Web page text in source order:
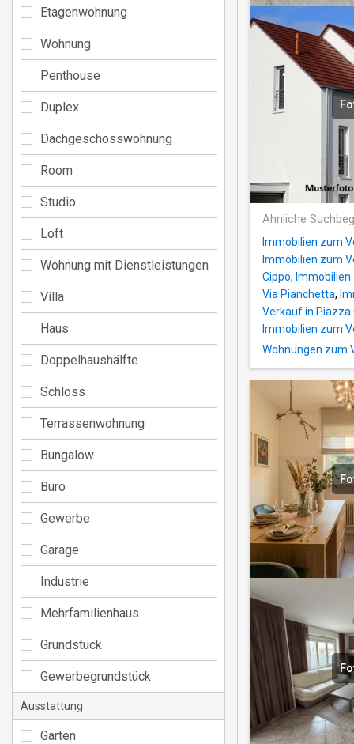
Ähnliche
Immobilien zum
Immobilien zum
Cippo,
Via Pianchetta,
Verkauf in Piazza
Immobilien zum
Wohnungen zum
Etagenwohnung
Wohnung
Penthouse
Duplex
Dachgeschosswohnung
Room
Studio
Loft
Wohnung mit Dienstleistungen
Villa
Haus
Doppelhaushälfte
Schloss
Terrassenwohnung
Bungalow
Büro
Gewerbe
Garage
Industrie
Mehrfamilienhaus
Grundstück
Gewerbegrundstück
Ausstattung
Garten